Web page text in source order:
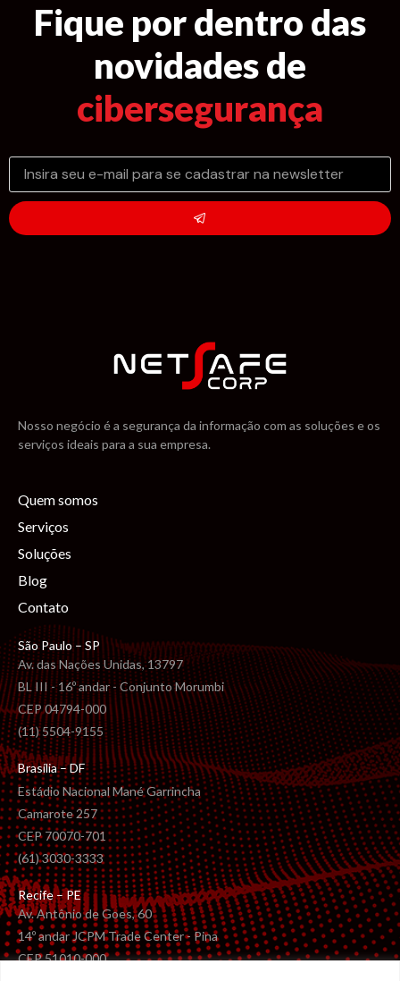
Fique por dentro das
novidades de
cibersegurança
Nosso negócio é a segurança da informação com as soluções e os
serviços ideais para a sua empresa.
Quem somos
Serviços
Soluções
Blog
Contato
São Paulo – SP
Av. das Nações Unidas, 13797
BL III - 16º andar - Conjunto Morumbi
CEP 04794-000
(11) 5504-9155
Brasília – DF
Estádio Nacional Mané Garrincha
Camarote 257
CEP 70070-701
(61) 3030-3333
Recife – PE
Av. Antônio de Goes, 60
14º andar JCPM Trade Center - Pina
CEP 51010-000